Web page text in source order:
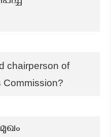
chairperson of
Commission?